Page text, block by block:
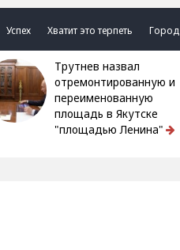
Успех Хватит это терпеть Город
Трутнев назвал
отремонтированную и
переименованную
площадь в Якутске
"площадью Ленина"